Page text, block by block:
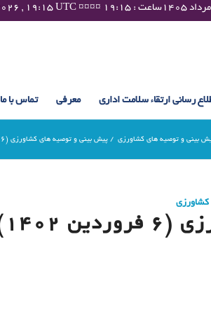
رسانی ارتقاء سلامت اداری معرفی تماس با ما
بینی و توصیه های کشاورزی / پیش بینی و توصیه های کشاورزی (6 فروردین 1402)...
1402)